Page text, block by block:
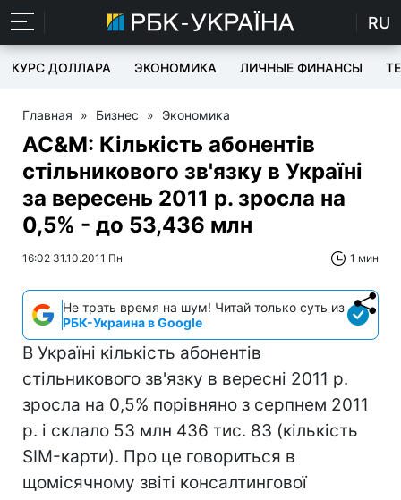
RU
КУРС ДОЛЛАРА ЭКОНОМИКА ЛИЧНЫЕ ФИНАНСЫ
Главная » Бизнес » Экономика
AC&M: Кількість абонентів
стільникового зв'язку в Україні
за вересень 2011 р. зросла на
0,5% - до 53,436 млн
16:02 31.10.2011 Пн 1 мин
Не трать время на шум! Читай только суть из
РБК-Украина в Google
В Україні кількість абонентів
стільникового зв'язку в вересні 2011 р.
зросла на 0,5% порівняно з серпнем 2011
р. і склало 53 млн 436 тис. 83 (кількість
SIM-карти). Про це говориться в
щомісячному звіті консалтингової